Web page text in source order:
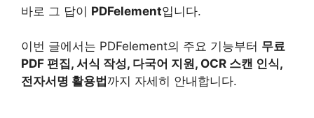
바로 그 답이 PDFelement입니다.
이번 글에서는 PDFelement의 주요 기능부터 무료
PDF 편집, 서식 작성, 다국어 지원, OCR 스캔 인식,
전자서명 활용법 까지 자세히 안내합니다.